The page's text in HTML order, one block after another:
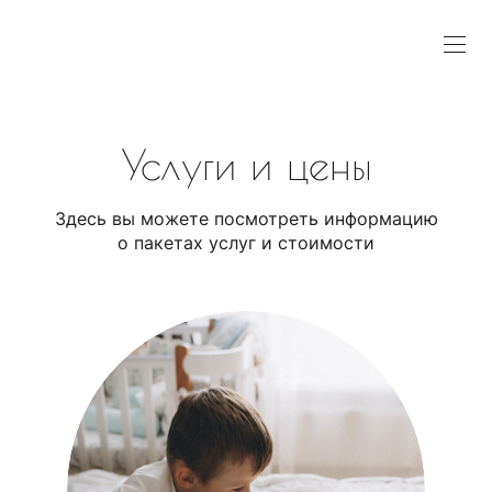
Услуги и цены
Здесь вы можете посмотреть информацию
о пакетах услуг и стоимости